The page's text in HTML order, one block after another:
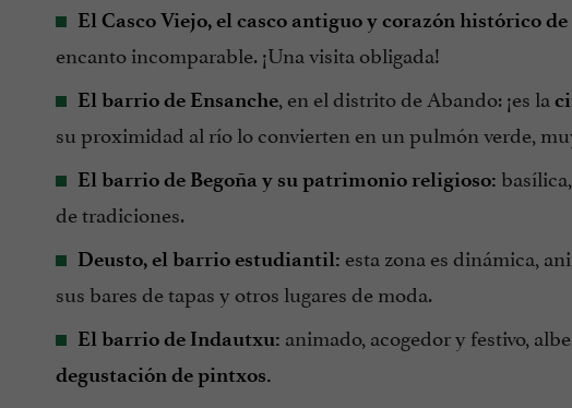
El Casco Viejo, el casco antiguo y corazón histórico
encanto incomparable. ¡Una visita obligada!
El barrio de Ensanche, en el distrito de Abando: ¡es la
su proximidad al río lo convierten en un pulmón verde,
El barrio de Begoña y su patrimonio religioso:
de tradiciones.
Deusto, el barrio estudiantil: esta zona es dinámica,
sus bares de tapas y otros lugares de moda.
El barrio de Indautxu: animado, acogedor y festivo,
degustación de pintxos.